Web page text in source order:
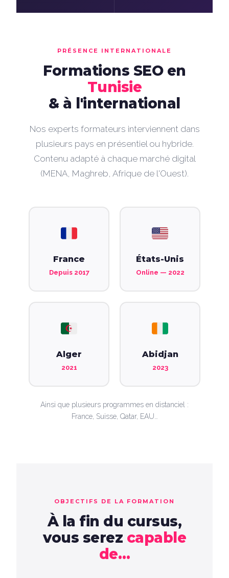
PRÉSENCE INTERNATIONALE
Formations SEO en
Tunisie
& à l'international
Nos experts formateurs interviennent dans
plusieurs pays en présentiel ou hybride.
Contenu adapté à chaque marché digital
(MENA, Maghreb, Afrique de l'Ouest).
France
Depuis 2017
États-Unis
Online — 2022
Alger
2021
Abidjan
2023
Ainsi que plusieurs programmes en distanciel :
France, Suisse, Qatar, EAU…
OBJECTIFS DE LA FORMATION
À la fin du cursus,
vous serez capable
de…